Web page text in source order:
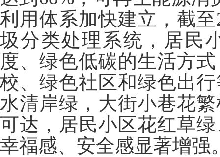
利用体系加快建立，截
圾分类处理系统，居民
度、绿色低碳的生活方
校、绿色社区和绿色出
水清岸绿，大街小巷花
可达，居民小区花红草
幸福感、安全感显著增强